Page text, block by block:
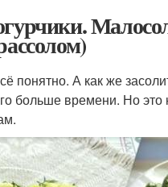
понятно. А как же
больше времени. Но это